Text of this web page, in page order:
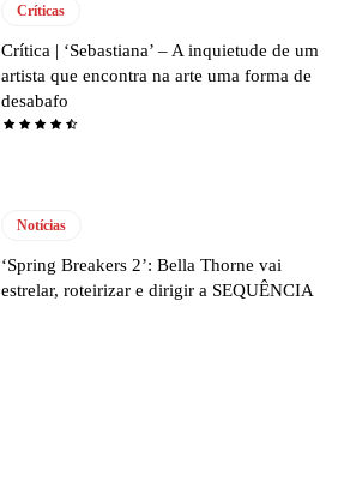
Críticas
Crítica | ‘Sebastiana’ – A inquietude de um
artista que encontra na arte uma forma de
desabafo
Notícias
‘Spring Breakers 2’: Bella Thorne vai
estrelar, roteirizar e dirigir a SEQUÊNCIA